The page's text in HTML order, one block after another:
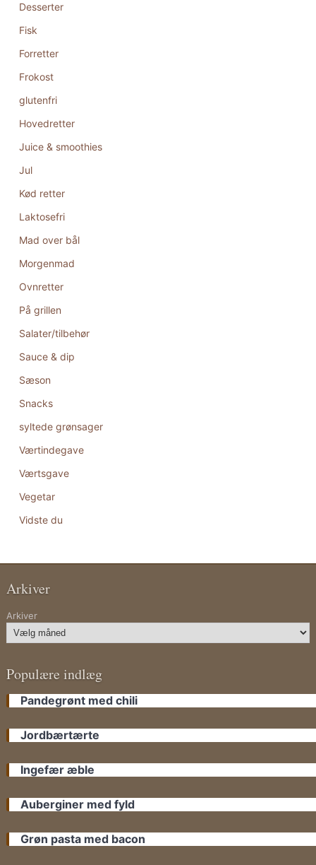
Desserter
Fisk
Forretter
Frokost
glutenfri
Hovedretter
Juice & smoothies
Jul
Kød retter
Laktosefri
Mad over bål
Morgenmad
Ovnretter
På grillen
Salater/tilbehør
Sauce & dip
Sæson
Snacks
syltede grønsager
Værtindegave
Værtsgave
Vegetar
Vidste du
Arkiver
Arkiver
Populære indlæg
Pandegrønt med chili
Jordbærtærte
Ingefær æble
Auberginer med fyld
Grøn pasta med bacon